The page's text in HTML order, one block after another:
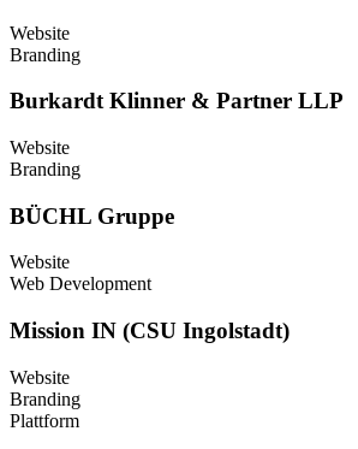
Website
Branding
Burkardt Klinner & Partner LLP
Website
Branding
BÜCHL Gruppe
Website
Web Development
Mission IN (CSU Ingolstadt)
Website
Branding
Plattform